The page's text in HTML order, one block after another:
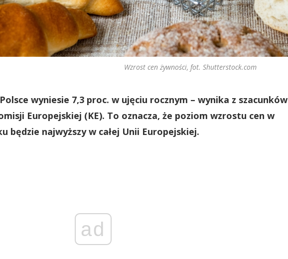
Wzrost cen żywności, fot. Shutterstock.com
wyniesie 7,3 proc. w ujęciu rocznym – wynika z szacunków
Europejskiej (KE). To oznacza, że poziom wzrostu cen w
będzie najwyższy w całej Unii Europejskiej.
ad